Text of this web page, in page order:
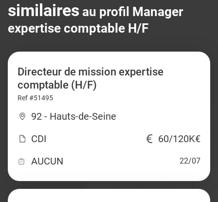
similaires au profil Manager
expertise comptable H/F
Directeur de mission expertise
comptable (H/F)
Ref #51495
92 - Hauts-de-Seine
CDI
60/120K€
AUCUN
22/07